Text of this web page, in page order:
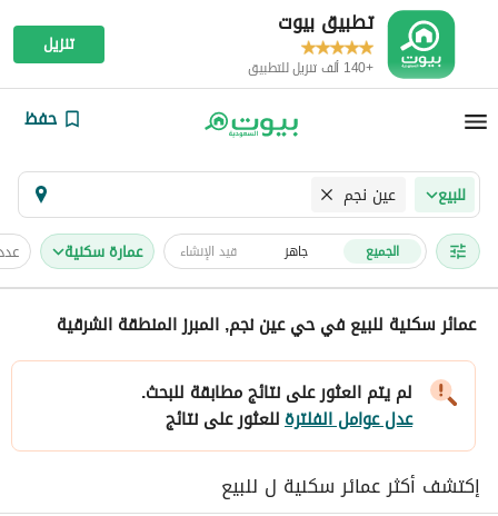
تطبيق بيوت
+140 ألف تنزيل للتطبيق
تنزيل
حفظ
للبيع عين نجم
الجميع جاهز قيد الإنشاء عمارة سكنية
عمائر سكنية للبيع في حي عين نجم, المبرز المنطقة الشرقية
لم يتم العثور على نتائج مطابقة للبحث.
عدل عوامل الفلترةللعثور على نتائج
إكتشف أكثر عمائر سكنية ل للبيع